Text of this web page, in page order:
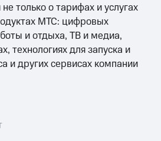
только о тарифах и услугах
МТС: цифровых
и отдыха, ТВ и медиа,
технологиях для запуска и
и других сервисах компании